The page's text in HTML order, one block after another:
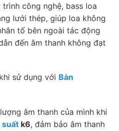
công nghệ, bass loa
lưới thép, giúp loa không
tố bên ngoài tác động
đến âm thanh không đạt
sử dụng với Bàn
âm thanh của mình khi
suất k6, đảm bảo âm thanh